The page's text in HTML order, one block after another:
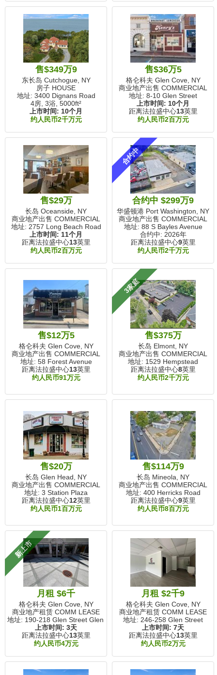
售$349万9
东长岛 Cutchogue, NY
房子 HOUSE
地址: 3400 Dignans Road
4房, 3浴, 5000ft²
上市时间: 10个月
约人民币2千万元
售$36万5
格仑科夫 Glen Cove, NY
商业地产出售 COMMERCIAL
地址: 8-10 Glen Street
上市时间: 10个月
距离法拉盛中心13英里
约人民币2百万元
售$29万
长岛 Oceanside, NY
商业地产出售 COMMERCIAL
地址: 2757 Long Beach Road
上市时间: 11个月
距离法拉盛中心13英里
约人民币2百万元
合约中
合约中 $299万9
华盛顿港 Port Washington, NY
商业地产出售 COMMERCIAL
地址: 88 S Bayles Avenue
合约中: 2026年
距离法拉盛中心9英里
约人民币2千万元
售$12万5
格仑科夫 Glen Cove, NY
商业地产出售 COMMERCIAL
地址: 58 Forest Avenue
距离法拉盛中心13英里
约人民币91万元
3家庭
售$375万
长岛 Elmont, NY
商业地产出售 COMMERCIAL
地址: 1529 Hempstead
距离法拉盛中心8英里
约人民币2千万元
售$20万
长岛 Glen Head, NY
商业地产出售 COMMERCIAL
地址: 3 Station Plaza
距离法拉盛中心12英里
约人民币1百万元
售$114万9
长岛 Mineola, NY
商业地产出售 COMMERCIAL
地址: 400 Herricks Road
距离法拉盛中心9英里
约人民币8百万元
新上市
月租 $6千
格仑科夫 Glen Cove, NY
商业地产租赁 COMM LEASE
地址: 190-218 Glen Street Glen Street
上市时间: 3天
距离法拉盛中心13英里
约人民币4万元
月租 $2千9
格仑科夫 Glen Cove, NY
商业地产租赁 COMM LEASE
地址: 246-258 Glen Street
上市时间: 7天
距离法拉盛中心13英里
约人民币2万元